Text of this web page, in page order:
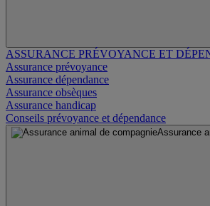
ASSURANCE PRÉVOYANCE ET
Assurance prévoyance
Assurance dépendance
Assurance obsèques
Assurance handicap
Conseils prévoyance et dépendance
Assurance